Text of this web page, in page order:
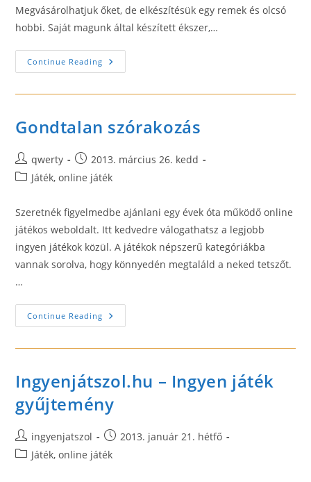
Megvásárolhatjuk őket, de elkészítésük egy remek és olcsó
hobbi. Saját magunk által készített ékszer,…
Continue Reading Bigyók
És
–
Játékról
És
Gondtalan szórakozás
Post
author:
qwerty
Post
published:
2013. március 26. kedd
PostJáték, online játék
Szeretnék figyelmedbe ajánlani egy évek óta működő online
játékos weboldalt. Itt kedvedre válogathatsz a legjobb
ingyen játékok közül. A játékok népszerű kategóriákba
vannak sorolva, hogy könnyedén megtaláld a neked tetszőt.
…
Continue Reading Gondtalan
Szórakozás
Ingyenjátszol.hu – Ingyen játék
gyűjtemény
Post
author:
ingyenjatszol
Post
published:
2013. január 21. hétfő
PostJáték, online játék